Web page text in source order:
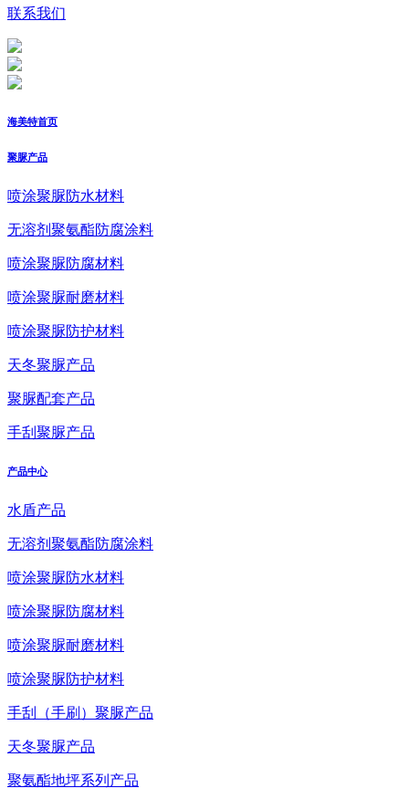
联系我们
海美特首页
聚脲产品
喷涂聚脲防水材料
无溶剂聚氨酯防腐涂料
喷涂聚脲防腐材料
喷涂聚脲耐磨材料
喷涂聚脲防护材料
天冬聚脲产品
聚脲配套产品
手刮聚脲产品
产品中心
水盾产品
无溶剂聚氨酯防腐涂料
喷涂聚脲防水材料
喷涂聚脲防腐材料
喷涂聚脲耐磨材料
喷涂聚脲防护材料
手刮（手刷）聚脲产品
天冬聚脲产品
聚氨酯地坪系列产品